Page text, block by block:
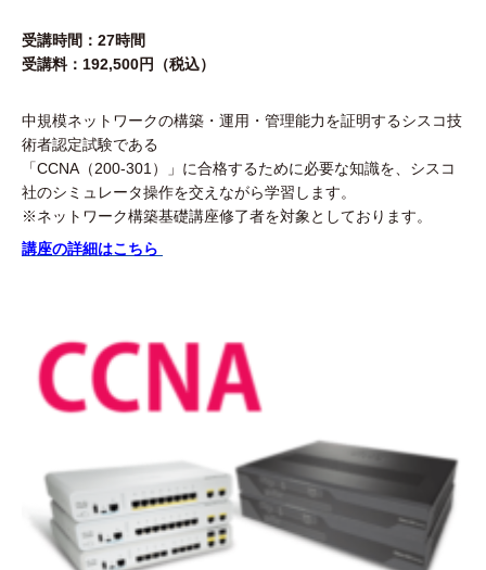
受講時間：27時間
受講料：192,500円（税込）
中規模ネットワークの構築・運用・管理能力を証明するシスコ技
術者認定試験である
「CCNA（200-301）」に合格するために必要な知識を、シスコ
社のシミュレータ操作を交えながら学習します。
※ネットワーク構築基礎講座修了者を対象としております。
講座の詳細はこちら